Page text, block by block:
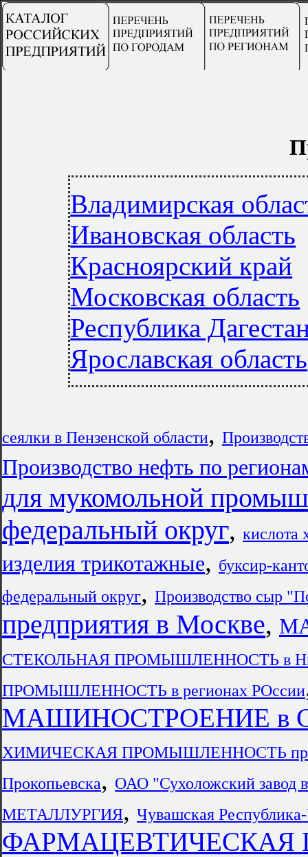
Владимирская
Ивановская область
Красноярский край
Московская область
Республика
Ярославская область
сеялки в Пензенской области,
Производство нефть по
для мукомольной
федеральный округ, кислота
изделия трикотажные, буксир-
федеральный округ, Производство сыр
предприятия в Москве,
СТЕКОЛЬНАЯ ПРОМЫШЛЕННОСТЬ в
ПРОМЫШЛЕННОСТЬ в регионах РОссии
МАШИНОСТРОЕНИЕ в
ХИМИЧЕСКАЯ ПРОМЫШЛЕННОСТЬ
Прокопьевска, ОАО "Сухоложский завод
МЕТАЛЛУРГИЯ, Чувашская
ФАРМАЦЕВТИЧЕСКАЯ